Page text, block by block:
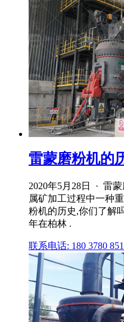
雷蒙磨粉机的
2020年5月28日 · 雷
属矿加工过程中一种
粉机的历史,你们了解
年在柏林 .
联系电话: 180 3780